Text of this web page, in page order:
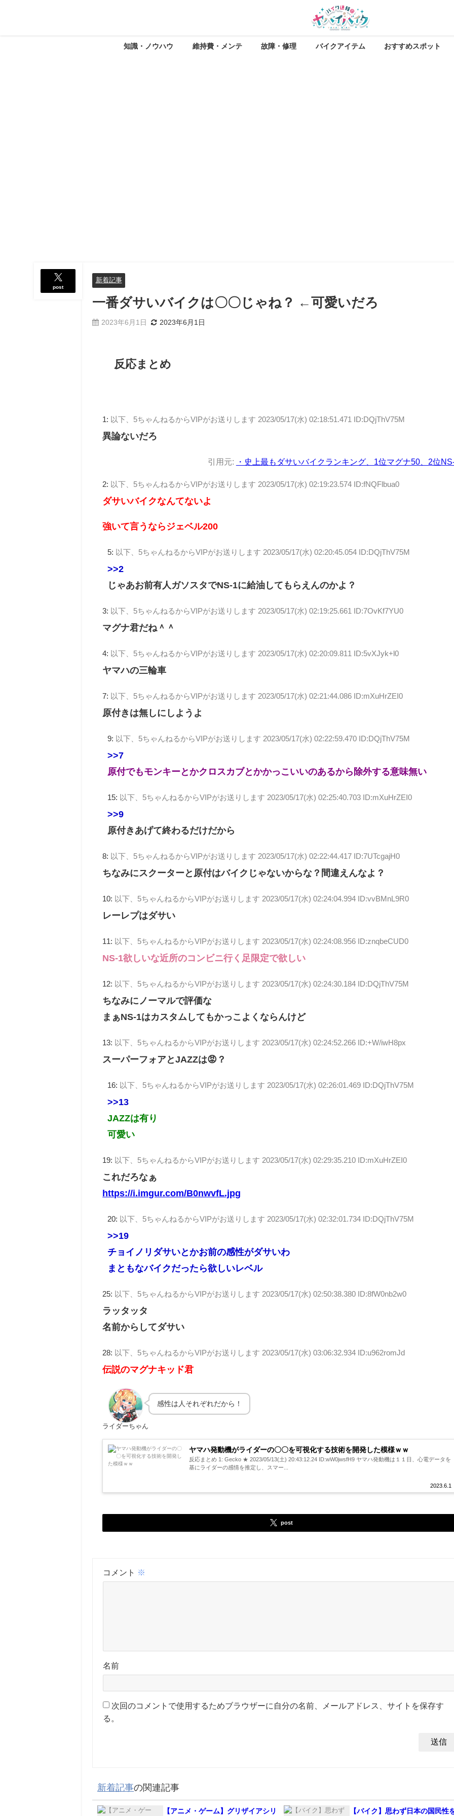
知識・ノウハウ 維持費・メンテ 故障・修理 バイクアイテム おすすめスポット
post
新着記事
一番ダサいバイクは〇〇じゃね？ ←可愛いだろ
2023年6月1日 2023年6月1日
反応まとめ
1: 以下、5ちゃんねるからVIPがお送りします 2023/05/17(水) 02:18:51.471 ID:DQjThV75M
異論ないだろ
引用元: ・史上最もダサいバイクランキング、1位マグナ50、2位
2: 以下、5ちゃんねるからVIPがお送りします 2023/05/17(水) 02:19:23.574 ID:fNQFlbua0
ダサいバイクなんてないよ
強いて言うならジェベル200
5: 以下、5ちゃんねるからVIPがお送りします 2023/05/17(水) 02:20:45.054 ID:DQjThV75M
>>2
じゃあお前有人ガソスタでNS-1に給油してもらえんのかよ？
3: 以下、5ちゃんねるからVIPがお送りします 2023/05/17(水) 02:19:25.661 ID:7OvKf7YU0
マグナ君だね＾＾
4: 以下、5ちゃんねるからVIPがお送りします 2023/05/17(水) 02:20:09.811 ID:5vXJyk+l0
ヤマハの三輪車
7: 以下、5ちゃんねるからVIPがお送りします 2023/05/17(水) 02:21:44.086 ID:mXuHrZEI0
原付きは無しにしようよ
9: 以下、5ちゃんねるからVIPがお送りします 2023/05/17(水) 02:22:59.470 ID:DQjThV75M
>>7
原付でもモンキーとかクロスカブとかかっこいいのあるから除外する意味無い
15: 以下、5ちゃんねるからVIPがお送りします 2023/05/17(水) 02:25:40.703 ID:mXuHrZEI0
>>9
原付きあげて終わるだけだから
8: 以下、5ちゃんねるからVIPがお送りします 2023/05/17(水) 02:22:44.417 ID:7UTcgajH0
ちなみにスクーターと原付はバイクじゃないからな？間違えんなよ？
10: 以下、5ちゃんねるからVIPがお送りします 2023/05/17(水) 02:24:04.994 ID:vvBMnL9R0
レーレプはダサい
11: 以下、5ちゃんねるからVIPがお送りします 2023/05/17(水) 02:24:08.956 ID:znqbeCUD0
NS-1欲しいな近所のコンビニ行く足限定で欲しい
12: 以下、5ちゃんねるからVIPがお送りします 2023/05/17(水) 02:24:30.184 ID:DQjThV75M
ちなみにノーマルで評価な
まぁNS-1はカスタムしてもかっこよくならんけど
13: 以下、5ちゃんねるからVIPがお送りします 2023/05/17(水) 02:24:52.266 ID:+W/iwH8px
スーパーフォアとJAZZは😡？
16: 以下、5ちゃんねるからVIPがお送りします 2023/05/17(水) 02:26:01.469 ID:DQjThV75M
>>13
JAZZは有り
可愛い
19: 以下、5ちゃんねるからVIPがお送りします 2023/05/17(水) 02:29:35.210 ID:mXuHrZEI0
これだろなぁ
https://i.imgur.com/B0nwvfL.jpg
20: 以下、5ちゃんねるからVIPがお送りします 2023/05/17(水) 02:32:01.734 ID:DQjThV75M
>>19
チョイノリダサいとかお前の感性がダサいわ
まともなバイクだったら欲しいレベル
25: 以下、5ちゃんねるからVIPがお送りします 2023/05/17(水) 02:50:38.380 ID:8fW0nb2w0
ラッタッタ
名前からしてダサい
28: 以下、5ちゃんねるからVIPがお送りします 2023/05/17(水) 03:06:32.934 ID:u962romJd
伝説のマグナキッド君
ライダーちゃん
感性は人それぞれだから！
ヤマハ発動機がライダーの〇〇を可視化する技術を開発した模様ｗｗ
2023.6.1
反応まとめ 1: Gecko ★ 2023/05/13(土) 20:43:12.24 ID:wW0jwsfH9 ヤマハ発動機は１１日、心電データを
基にライダーの感情を推定し、スマー...
post
コメント ※
名前
次回のコメントで使用するためブラウザーに自分の名前、メールアドレス、サイトを保存す
る。
新着記事の関連記事
【アニメ・ゲーム】グリザイアシリ 【バイク】思わず日本の国民性